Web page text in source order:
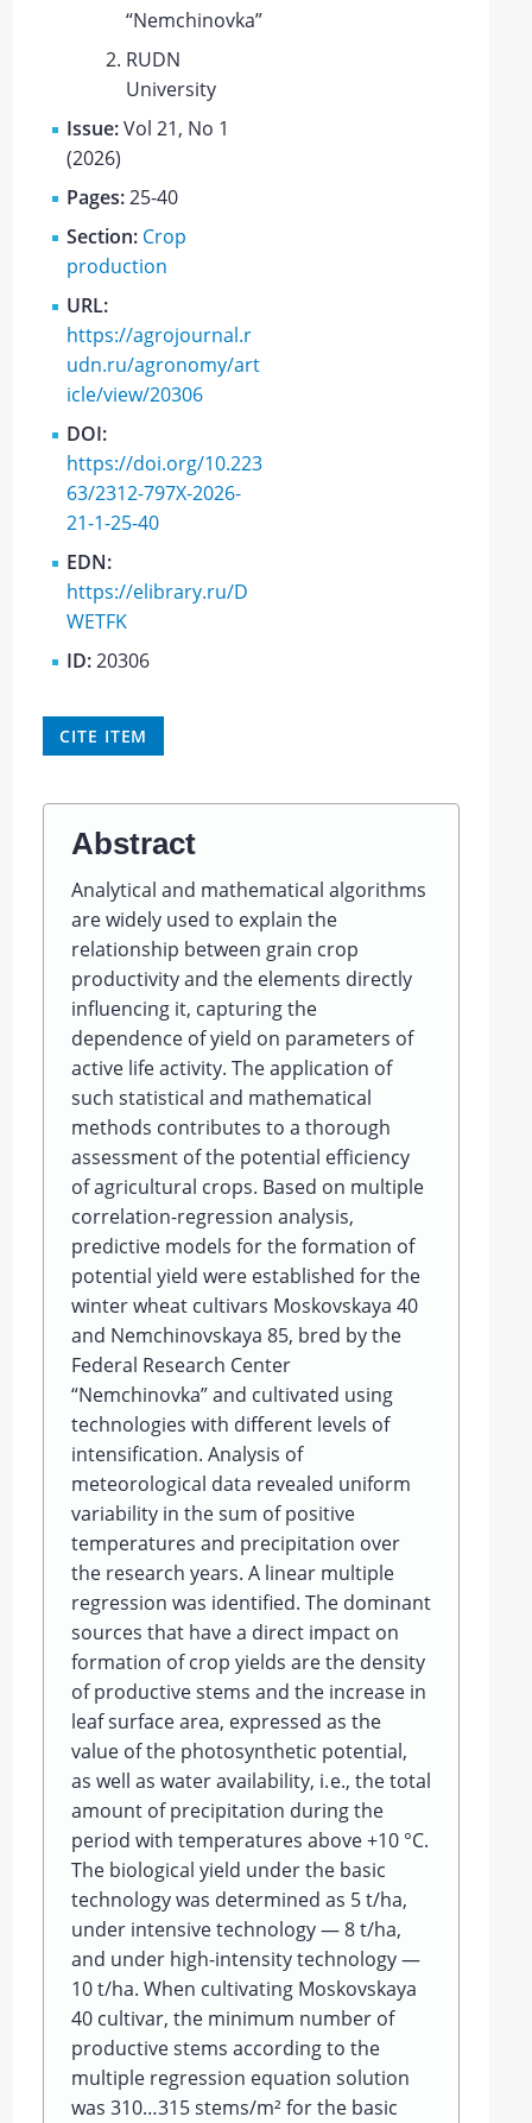
“Nemchinovka”
RUDN
University
Issue:Vol 21, No 1
(2026)
Pages:25-40
Section: Crop
production
URL:
https://agrojournal.r
udn.ru/agronomy/art
icle/view/20306
DOI:
https://doi.org/10.223
63/2312-797X-2026-
21-1-25-40
EDN:
https://elibrary.ru/D
WETFK
ID:20306
CITE ITEM
Abstract
Analytical and mathematical algorithms
are widely used to explain the
relationship between grain crop
productivity and the elements directly
influencing it, capturing the
dependence of yield on parameters of
active life activity. The application of
such statistical and mathematical
methods contributes to a thorough
assessment of the potential efficiency
of agricultural crops. Based on multiple
correlation-regression analysis,
predictive models for the formation of
potential yield were established for the
winter wheat cultivars Moskovskaya 40
and Nemchinovskaya 85, bred by the
Federal Research Center
“Nemchinovka” and cultivated using
technologies with different levels of
intensification. Analysis of
meteorological data revealed uniform
variability in the sum of positive
temperatures and precipitation over
the research years. A linear multiple
regression was identified. The dominant
sources that have a direct impact on
formation of crop yields are the density
of productive stems and the increase in
leaf surface area, expressed as the
value of the photosynthetic potential,
as well as water availability, i. e., the total
amount of precipitation during the
period with temperatures above +10 °C.
The biological yield under the basic
technology was determined as 5 t/ha,
under intensive technology — 8 t/ha,
and under high-intensity technology —
10 t/ha. When cultivating Moskovskaya
40 cultivar, the minimum number of
productive stems according to the
multiple regression equation solution
was 310…315 stems/m² for the basic